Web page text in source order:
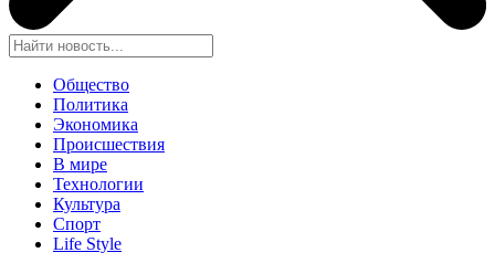
Общество
Политика
Экономика
Происшествия
В мире
Технологии
Культура
Спорт
Life Style